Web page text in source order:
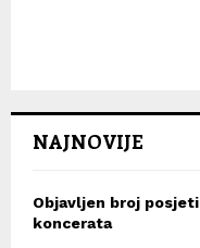
NAJNOVIJE
Objavljen broj
koncerata